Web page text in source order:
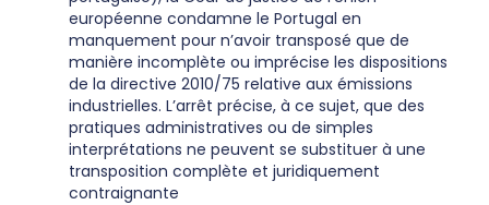
européenne condamne le Portugal en
manquement pour n’avoir transposé que de
manière incomplète ou imprécise les dispositions
de la directive 2010/75 relative aux émissions
industrielles. L’arrêt précise, à ce sujet, que des
pratiques administratives ou de simples
interprétations ne peuvent se substituer à une
transposition complète et juridiquement
contraignante